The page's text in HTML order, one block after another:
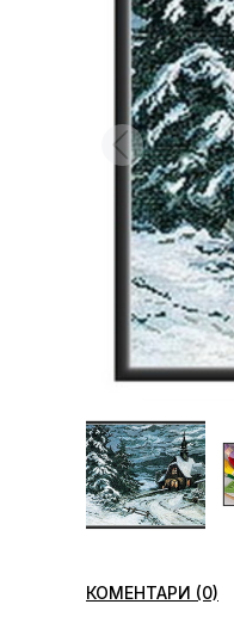
КОМЕНТАРИ (0)